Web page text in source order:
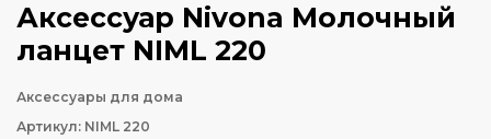
Аксессуар Nivona Молочный
ланцет NIML 220
Аксессуары для дома
Артикул: NIML 220